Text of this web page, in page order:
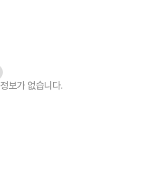
정보가 없습니다.